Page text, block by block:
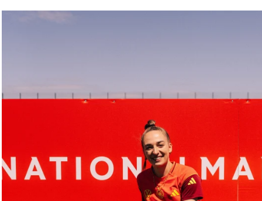
Liane Lippert